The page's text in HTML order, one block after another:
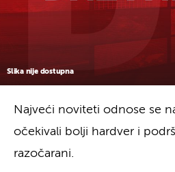
Slika nije dostupna
Najveći noviteti odnose se
očekivali bolji hardver i
razočarani.